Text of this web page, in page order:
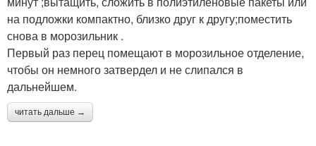
на подложки компактно, близко друг к другу;поместить
снова в морозильник .
Первый раз перец помещают в морозильное отделение,
чтобы он немного затвердел и не слипался в
дальнейшем.
читать дальше →